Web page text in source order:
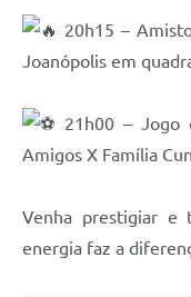
20h15 –
Joanópolis em
21h00 – Jogo
Amigos X Família
Venha prestigiar e
energia faz a